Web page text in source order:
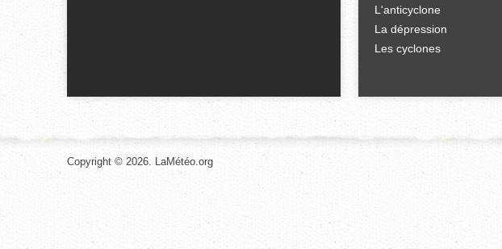
L'anticyclone
La dépression
Les cyclones
Copyright © 2026. LaMétéo.org